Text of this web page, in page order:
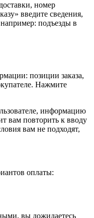
номер
введите сведения,
подъезды в
позиции заказа,
Нажмите
информацию
вам повторить к вводу
вам не подходят,
оплаты:
вы дожидаетесь